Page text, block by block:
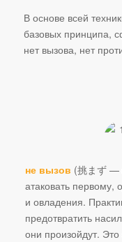
В основе всей
базовых принципа,
нет вызова, нет
не вызов (挑まず —
атаковать
и овладения.
предотвратить
они произойдут.